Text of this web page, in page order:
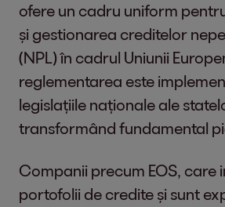
ofere un cadru uniform
și gestionarea creditelor
(NPL) în cadrul Uniunii
reglementarea este
legislațiile naționale ale
transformând fundamental
Companii precum EOS, care
portofolii de credite și sunt